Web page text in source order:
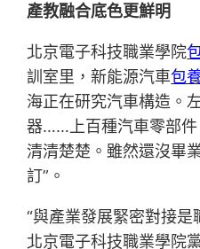
產教融合底色更鮮明
北京電子科技職業學院
訓室里，新能源汽車包
海正在研究汽車構造。
器……上百種汽車零部
清清楚楚。雖然還沒畢
訂”。
“與產業發展緊密對接是
北京電子科技職業學院